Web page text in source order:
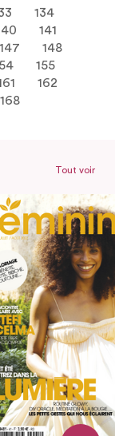
134
141
147
148
155
162
168
Tout voir